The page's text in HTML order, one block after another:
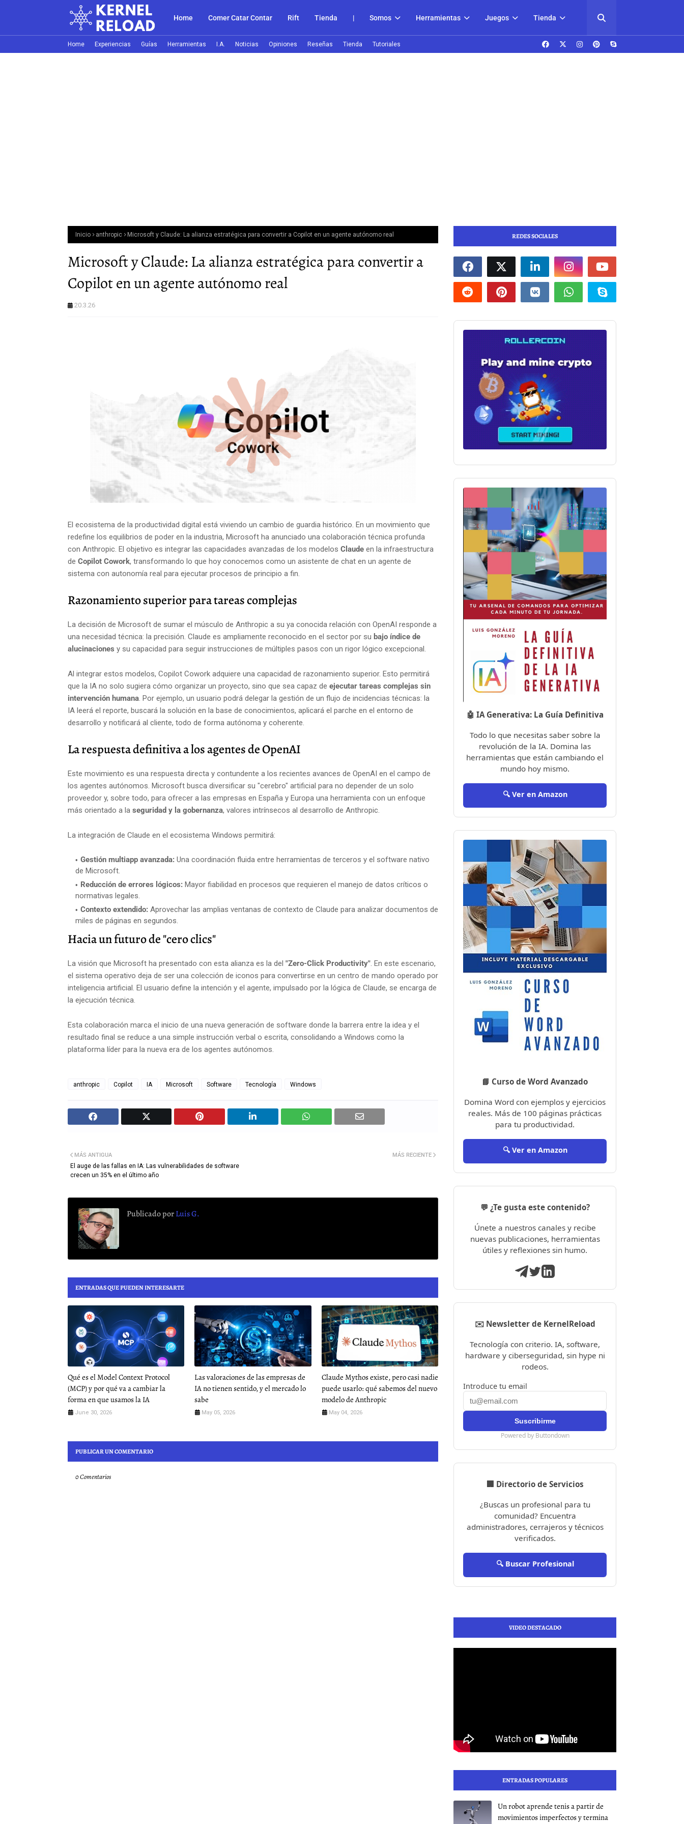
Home Comer Catar Contar Rift Tienda | Somos Herramientas Juegos Tienda
Home Experiencias Guías Herramientas I.A. Noticias Opiniones Reseñas Tienda Tutoriales
Inicio anthropic Microsoft y Claude: La alianza estratégica para convertir a Copilot en un agente autónomo real
Microsoft y Claude: La alianza estratégica para convertir a
Copilot en un agente autónomo real
20.3.26
El ecosistema de la productividad digital está viviendo un cambio de guardia histórico. En un movimiento que
redefine los equilibrios de poder en la industria, Microsoft ha anunciado una colaboración técnica profunda
con Anthropic. El objetivo es integrar las capacidades avanzadas de los modelos Claude en la infraestructura
de Copilot Cowork, transformando lo que hoy conocemos como un asistente de chat en un agente de
sistema con autonomía real para ejecutar procesos de principio a fin.
Razonamiento superior para tareas complejas
La decisión de Microsoft de sumar el músculo de Anthropic a su ya conocida relación con OpenAI responde a
una necesidad técnica: la precisión. Claude es ampliamente reconocido en el sector por su bajo índice de
alucinaciones y su capacidad para seguir instrucciones de múltiples pasos con un rigor lógico excepcional.
Al integrar estos modelos, Copilot Cowork adquiere una capacidad de razonamiento superior. Esto permitirá
que la IA no solo sugiera cómo organizar un proyecto, sino que sea capaz de ejecutar tareas complejas sin
intervención humana. Por ejemplo, un usuario podrá delegar la gestión de un flujo de incidencias técnicas: la
IA leerá el reporte, buscará la solución en la base de conocimientos, aplicará el parche en el entorno de
desarrollo y notificará al cliente, todo de forma autónoma y coherente.
La respuesta definitiva a los agentes de OpenAI
Este movimiento es una respuesta directa y contundente a los recientes avances de OpenAI en el campo de
los agentes autónomos. Microsoft busca diversificar su "cerebro" artificial para no depender de un solo
proveedor y, sobre todo, para ofrecer a las empresas en España y Europa una herramienta con un enfoque
más orientado a la seguridad y la gobernanza, valores intrínsecos al desarrollo de Anthropic.
La integración de Claude en el ecosistema Windows permitirá:
Gestión multiapp avanzada: Una coordinación fluida entre herramientas de terceros y el software nativo
de Microsoft.
Reducción de errores lógicos: Mayor fiabilidad en procesos que requieren el manejo de datos críticos o
normativas legales.
Contexto extendido: Aprovechar las amplias ventanas de contexto de Claude para analizar documentos de
miles de páginas en segundos.
Hacia un futuro de "cero clics"
La visión que Microsoft ha presentado con esta alianza es la del "Zero-Click Productivity". En este escenario,
el sistema operativo deja de ser una colección de iconos para convertirse en un centro de mando operado por
inteligencia artificial. El usuario define la intención y el agente, impulsado por la lógica de Claude, se encarga de
la ejecución técnica.
Esta colaboración marca el inicio de una nueva generación de software donde la barrera entre la idea y el
resultado final se reduce a una simple instrucción verbal o escrita, consolidando a Windows como la
plataforma líder para la nueva era de los agentes autónomos.
anthropic Copilot IA Microsoft Software Tecnología Windows
MÁS RECIENTE
MÁS ANTIGUA
El auge de las fallas en IA: Las vulnerabilidades de software
crecen un 35% en el último año
Publicado porLuis G.
ENTRADAS QUE PUEDEN INTERESARTE
Qué es el Model Context Protocol
(MCP) y por qué va a cambiar la
forma en que usamos la IA
June 30, 2026
Las valoraciones de las empresas de
IA no tienen sentido, y el mercado lo
sabe
May 05, 2026
Claude Mythos existe, pero casi nadie
puede usarlo: qué sabemos del nuevo
modelo de Anthropic
May 04, 2026
PUBLICAR UN COMENTARIO
0 Comentarios
REDES SOCIALES
🤖 IA Generativa: La Guía Definitiva
Todo lo que necesitas saber sobre la
revolución de la IA. Domina las
herramientas que están cambiando el
mundo hoy mismo.
🔍 Ver en Amazon
📘 Curso de Word Avanzado
Domina Word con ejemplos y ejercicios
reales. Más de 100 páginas prácticas
para tu productividad.
🔍 Ver en Amazon
💬 ¿Te gusta este contenido?
Únete a nuestros canales y recibe
nuevas publicaciones, herramientas
útiles y reflexiones sin humo.
✉️ Newsletter de KernelReload
Tecnología con criterio. IA, software,
hardware y ciberseguridad, sin hype ni
rodeos.
Introduce tu email
Powered by Buttondown
🏢 Directorio de Servicios
¿Buscas un profesional para tu
comunidad? Encuentra
administradores, cerrajeros y técnicos
verificados.
🔍 Buscar Profesional
VIDEO DESTACADO
ENTRADAS POPULARES
Un robot aprende tenis a partir de
movimientos imperfectos y termina